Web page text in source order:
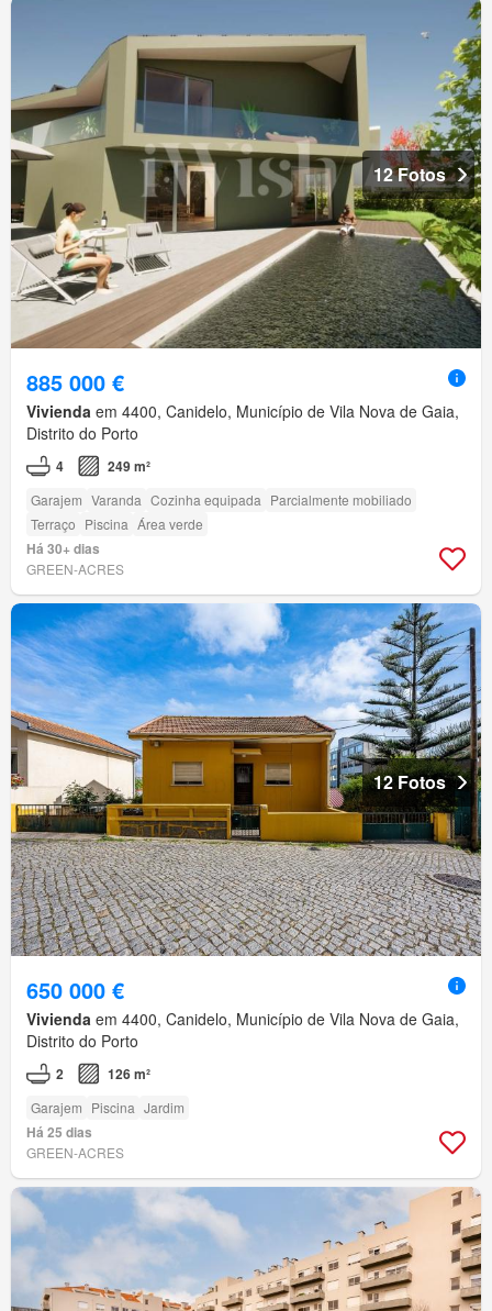
12 Fotos
885 000 €
Vivienda em 4400, Canidelo, Município de Vila Nova de Gaia,
Distrito do Porto
4 249 m²
Garajem Varanda Cozinha equipada Parcialmente mobiliado
Terraço Piscina Área verde
Há 30+ dias
GREEN-ACRES
12 Fotos
650 000 €
Vivienda em 4400, Canidelo, Município de Vila Nova de Gaia,
Distrito do Porto
2 126 m²
Garajem Piscina Jardim
Há 25 dias
GREEN-ACRES